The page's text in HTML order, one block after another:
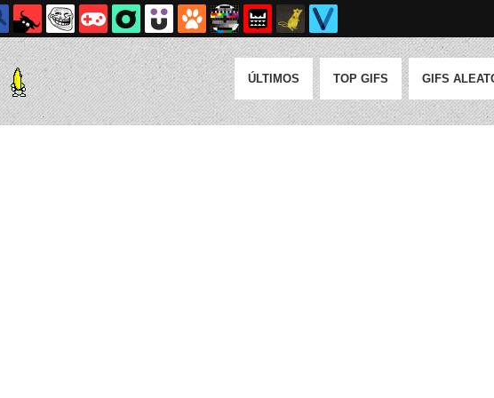
ÚLTIMOS TOP GIFS GIFS